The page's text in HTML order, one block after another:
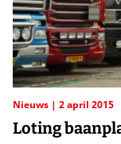
Nieuws 2 april 2015
Loting